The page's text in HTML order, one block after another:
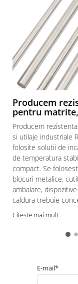
Producem
pentru
Producem
si utilaje industriale
folosite solutii de
de temperatura
compact. Se
blocuri metalice,
ambalare,
caldura trebuie
Citeste mai mult
E-mail*